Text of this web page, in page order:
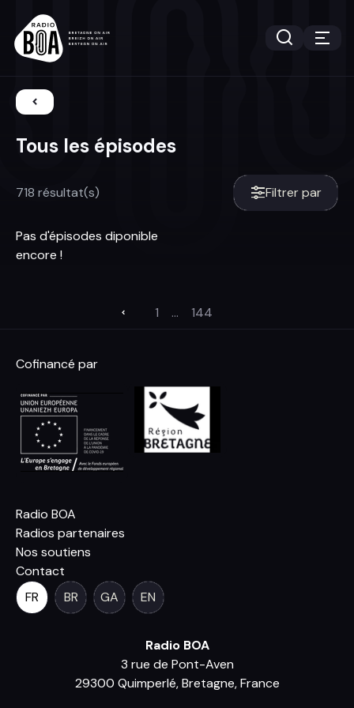
Tous les épisodes
718 résultat(s) Filtrer par
Pas d'épisodes diponible
encore !
1 ... 144
Cofinancé par
Radio BOA
Radios partenaires
Nos soutiens
Contact
FR
BR GA EN
Radio BOA
3 rue de Pont-Aven
29300 Quimperlé, Bretagne, France